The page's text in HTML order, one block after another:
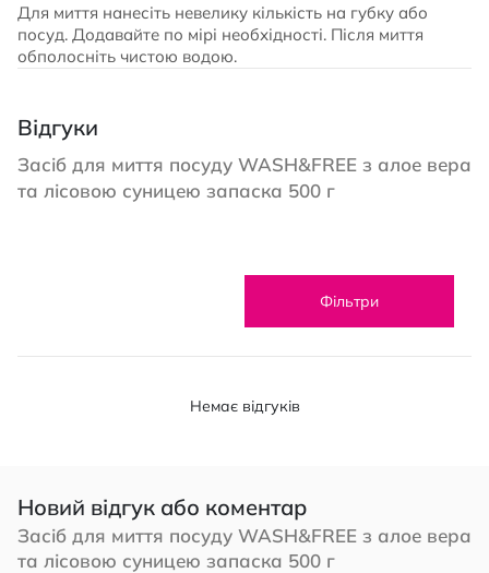
Для миття нанесіть невелику кількість на губку або
посуд. Додавайте по мірі необхідності. Після миття
обполосніть чистою водою.
Відгуки
Засіб для миття посуду WASH&FREE з алое вера
та лісовою суницею запаска 500 г
Фільтри
Немає відгуків
Новий відгук або коментар
Засіб для миття посуду WASH&FREE з алое вера
та лісовою суницею запаска 500 г